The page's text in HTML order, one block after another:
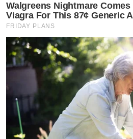
Walgreens Nightmare
Viagra For This 87¢ Generic
FRIDAY PLANS